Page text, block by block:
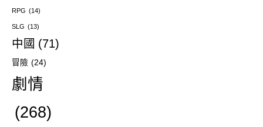
RPG (14)
SLG (13)
中國 (71)
冒險 (24)
劇情
(268)